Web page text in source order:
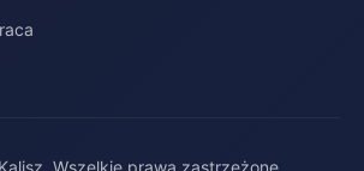
Wszelkie prawa zastrzeżone.